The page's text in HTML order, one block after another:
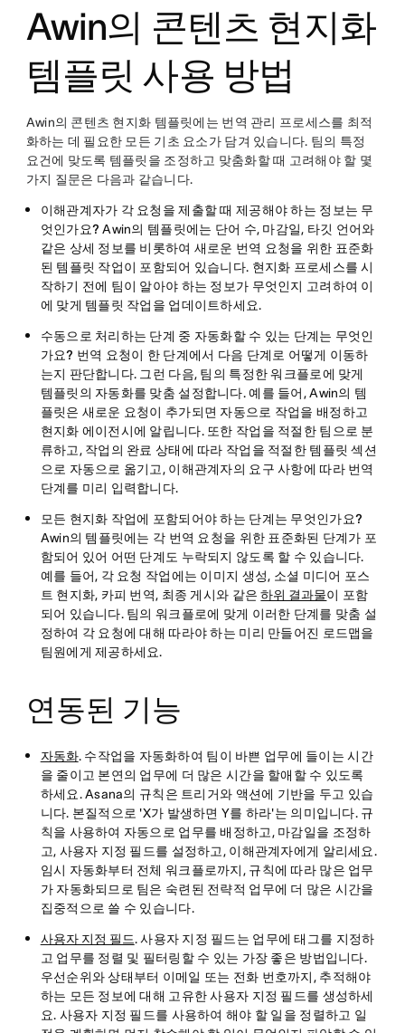
Awin의 콘텐츠 현지화
템플릿 사용 방법
Awin의 콘텐츠 현지화 템플릿에는 번역 관리 프로세스를 최적
화하는 데 필요한 모든 기초 요소가 담겨 있습니다. 팀의 특정
요건에 맞도록 템플릿을 조정하고 맞춤화할 때 고려해야 할 몇
가지 질문은 다음과 같습니다.
이해관계자가 각 요청을 제출할 때 제공해야 하는 정보는 무
엇인가요? Awin의 템플릿에는 단어 수, 마감일, 타깃 언어와
같은 상세 정보를 비롯하여 새로운 번역 요청을 위한 표준화
된 템플릿 작업이 포함되어 있습니다. 현지화 프로세스를 시
작하기 전에 팀이 알아야 하는 정보가 무엇인지 고려하여 이
에 맞게 템플릿 작업을 업데이트하세요.
수동으로 처리하는 단계 중 자동화할 수 있는 단계는 무엇인
가요? 번역 요청이 한 단계에서 다음 단계로 어떻게 이동하
는지 판단합니다. 그런 다음, 팀의 특정한 워크플로에 맞게
템플릿의 자동화를 맞춤 설정합니다. 예를 들어, Awin의 템
플릿은 새로운 요청이 추가되면 자동으로 작업을 배정하고
현지화 에이전시에 알립니다. 또한 작업을 적절한 팀으로 분
류하고, 작업의 완료 상태에 따라 작업을 적절한 템플릿 섹션
으로 자동으로 옮기고, 이해관계자의 요구 사항에 따라 번역
단계를 미리 입력합니다.
모든 현지화 작업에 포함되어야 하는 단계는 무엇인가요?
Awin의 템플릿에는 각 번역 요청을 위한 표준화된 단계가 포
함되어 있어 어떤 단계도 누락되지 않도록 할 수 있습니다.
예를 들어, 각 요청 작업에는 이미지 생성, 소셜 미디어 포스
트 현지화, 카피 번역, 최종 게시와 같은하위 결과물이 포함
되어 있습니다. 팀의 워크플로에 맞게 이러한 단계를 맞춤 설
정하여 각 요청에 대해 따라야 하는 미리 만들어진 로드맵을
팀원에게 제공하세요.
연동된 기능
자동화. 수작업을 자동화하여 팀이 바쁜 업무에 들이는 시간
을 줄이고 본연의 업무에 더 많은 시간을 할애할 수 있도록
하세요. Asana의 규칙은 트리거와 액션에 기반을 두고 있습
니다. 본질적으로 'X가 발생하면 Y를 하라'는 의미입니다. 규
칙을 사용하여 자동으로 업무를 배정하고, 마감일을 조정하
고, 사용자 지정 필드를 설정하고, 이해관계자에게 알리세요.
임시 자동화부터 전체 워크플로까지, 규칙에 따라 많은 업무
가 자동화되므로 팀은 숙련된 전략적 업무에 더 많은 시간을
집중적으로 쓸 수 있습니다.
사용자 지정 필드. 사용자 지정 필드는 업무에 태그를 지정하
고 업무를 정렬 및 필터링할 수 있는 가장 좋은 방법입니다.
우선순위와 상태부터 이메일 또는 전화 번호까지, 추적해야
하는 모든 정보에 대해 고유한 사용자 지정 필드를 생성하세
요. 사용자 지정 필드를 사용하여 해야 할 일을 정렬하고 일